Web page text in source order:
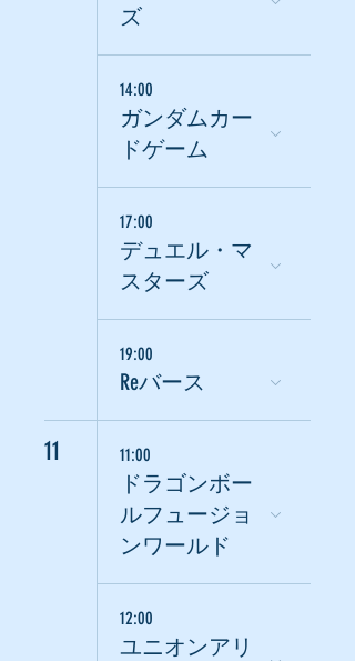
ズ
14:00
ガンダムカー
ドゲーム
17:00
デュエル・マ
スターズ
19:00
Reバース
11 11:00
ドラゴンボー
ルフュージョ
ンワールド
12:00
ユニオンアリ